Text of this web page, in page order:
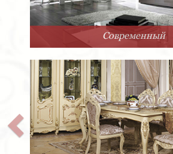
Современный